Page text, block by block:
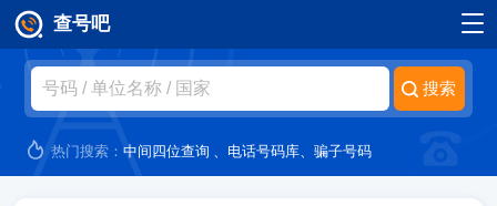
跳转到主要内容
查号吧
热门搜索：中间四位查询 、 电话号码库、骗子号码